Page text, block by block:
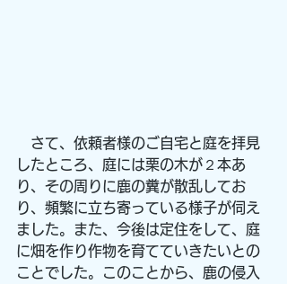
さて、依頼者様のご自宅と庭を拝見
したところ、庭には栗の木が２本あ
り、その周りに鹿の糞が散乱してお
り、頻繁に立ち寄っている様子が伺え
ました。また、今後は定住をして、庭
に畑を作り作物を育てていきたいとの
ことでした。このことから、鹿の侵入